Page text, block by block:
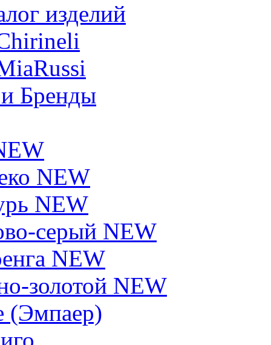
изделий
Бренды
NEW
NEW
серый NEW
NEW
золотой NEW
(Эмпаер)